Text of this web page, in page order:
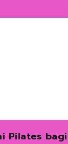
Pilates